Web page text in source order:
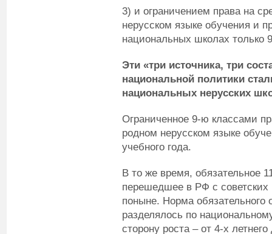
3) и ограничением права на
нерусском языке обучения и
национальных школах только
Эти «три источника, три
национальной политики
национальных нерусских
Ограниченное 9-ю классами
родном нерусском языке
учебного года.
В то же время, обязательное
перешедшее в РФ с советских
поныне. Норма обязательного
разделялось по
сторону роста – от 4-х